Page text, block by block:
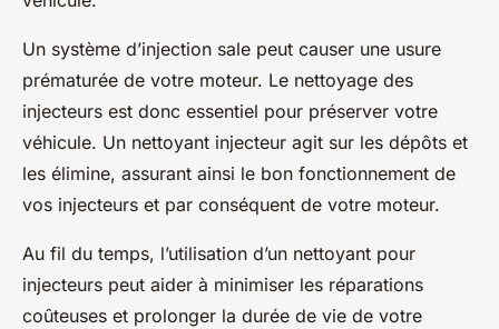
Un système d’injection sale peut causer une usure
prématurée de votre moteur. Le nettoyage des
injecteurs est donc essentiel pour préserver votre
véhicule. Un nettoyant injecteur agit sur les dépôts et
les élimine, assurant ainsi le bon fonctionnement de
vos injecteurs et par conséquent de votre moteur.
Au fil du temps, l’utilisation d’un nettoyant pour
injecteurs peut aider à minimiser les réparations
coûteuses et prolonger la durée de vie de votre